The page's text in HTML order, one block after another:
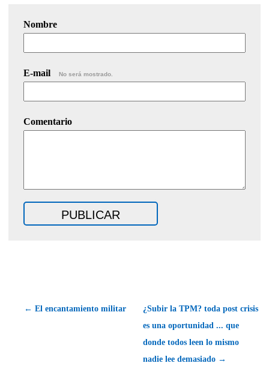
Nombre
E-mail No será mostrado.
Comentario
← El encantamiento militar
¿Subir la TPM? toda post crisis
es una oportunidad ... que
donde todos leen lo mismo
nadie lee demasiado →